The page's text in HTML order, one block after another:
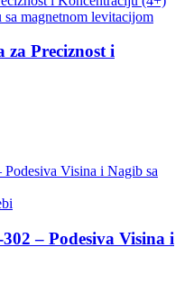
Preciznost i
– Podesiva Visina i